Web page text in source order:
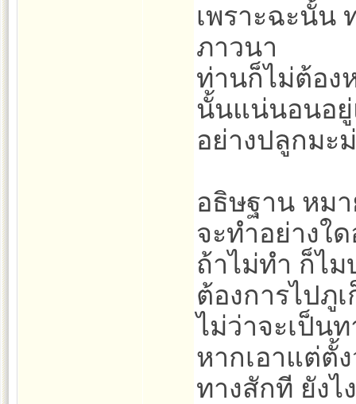
เพราะฉะนั้น
ภาวนา
ท่านก็ไม่ต้อง
นั้นแน่นอนอ
อย่างปลูกมะ
อธิษฐาน หม
จะทำอย่างใ
ถ้าไม่ทำ ก็ไม
ต้องการไปภู
ไม่ว่าจะเป็น
หากเอาแต่ตั้
ทางสักที ยังไ